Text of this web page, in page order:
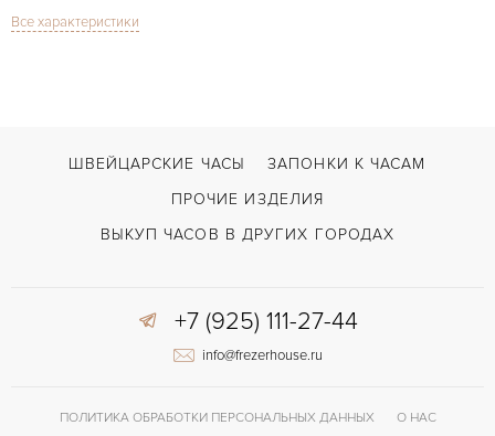
СТЕКЛО
Двойной сложности застежка
КАЛИБР/МЕХАНИЗМ
Все характеристики
ШВЕЙЦАРСКИЕ ЧАСЫ
ЗАПОНКИ К ЧАСАМ
ПРОЧИЕ ИЗДЕЛИЯ
ВЫКУП ЧАСОВ В ДРУГИХ ГОРОДАХ
+7 (925) 111-27-44
info@frezerhouse.ru
ПОЛИТИКА ОБРАБОТКИ ПЕРСОНАЛЬНЫХ ДАННЫХ
О НАС